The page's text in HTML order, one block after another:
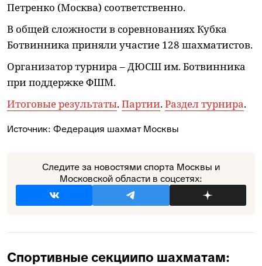
Петренко (Москва) соответственно.
В общей сложности в соревнованиях Кубка
Ботвинника приняли участие 128 шахматистов.
Организатор турнира – ДЮСШ им. Ботвинника
при поддержке ФШМ.
Итоговые результаты. Партии. Раздел турнира.
Источник: Федерация шахмат Москвы
Следите за новостями спорта Москвы и
Московской области в соцсетях:
Спортивные секциипо шахматам: